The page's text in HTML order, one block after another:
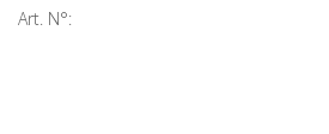
Art. N°: